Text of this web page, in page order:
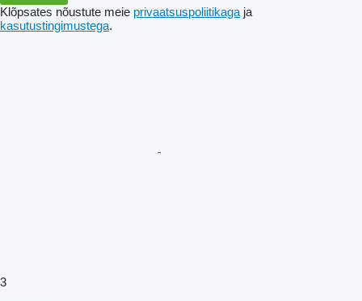
Klõpsates nõustute meie privaatsuspoliitikaga ja
kasutustingimustega.
3